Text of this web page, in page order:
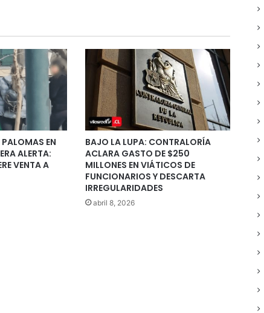
EN
ALERTA:
VENTA A
BAJO LA LUPA: CONTRALORÍA
ACLARA GASTO DE $250
MILLONES EN VIÁTICOS DE
FUNCIONARIOS Y DESCARTA
IRREGULARIDADES
abril 8, 2026